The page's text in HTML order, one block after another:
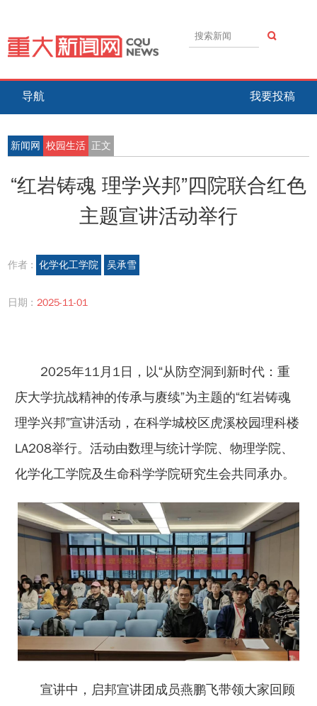
导航 我要投稿
新闻网 校园生活 正文
“红岩铸魂 理学兴邦”四院联合红色
主题宣讲活动举行
作者 : 化学化工学院 吴承雪
日期 : 2025-11-01
2025年11月1日，以“从防空洞到新时代：重
庆大学抗战精神的传承与赓续”为主题的“红岩铸魂
理学兴邦”宣讲活动，在科学城校区虎溪校园理科楼
LA208举行。活动由数理与统计学院、物理学院、
化学化工学院及生命科学学院研究生会共同承办。
宣讲中，启邦宣讲团成员燕鹏飞带领大家回顾